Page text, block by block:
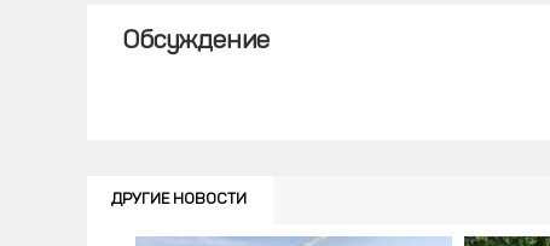
Обсуждение
ДРУГИЕ НОВОСТИ